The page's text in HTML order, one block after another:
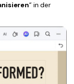
“ in der